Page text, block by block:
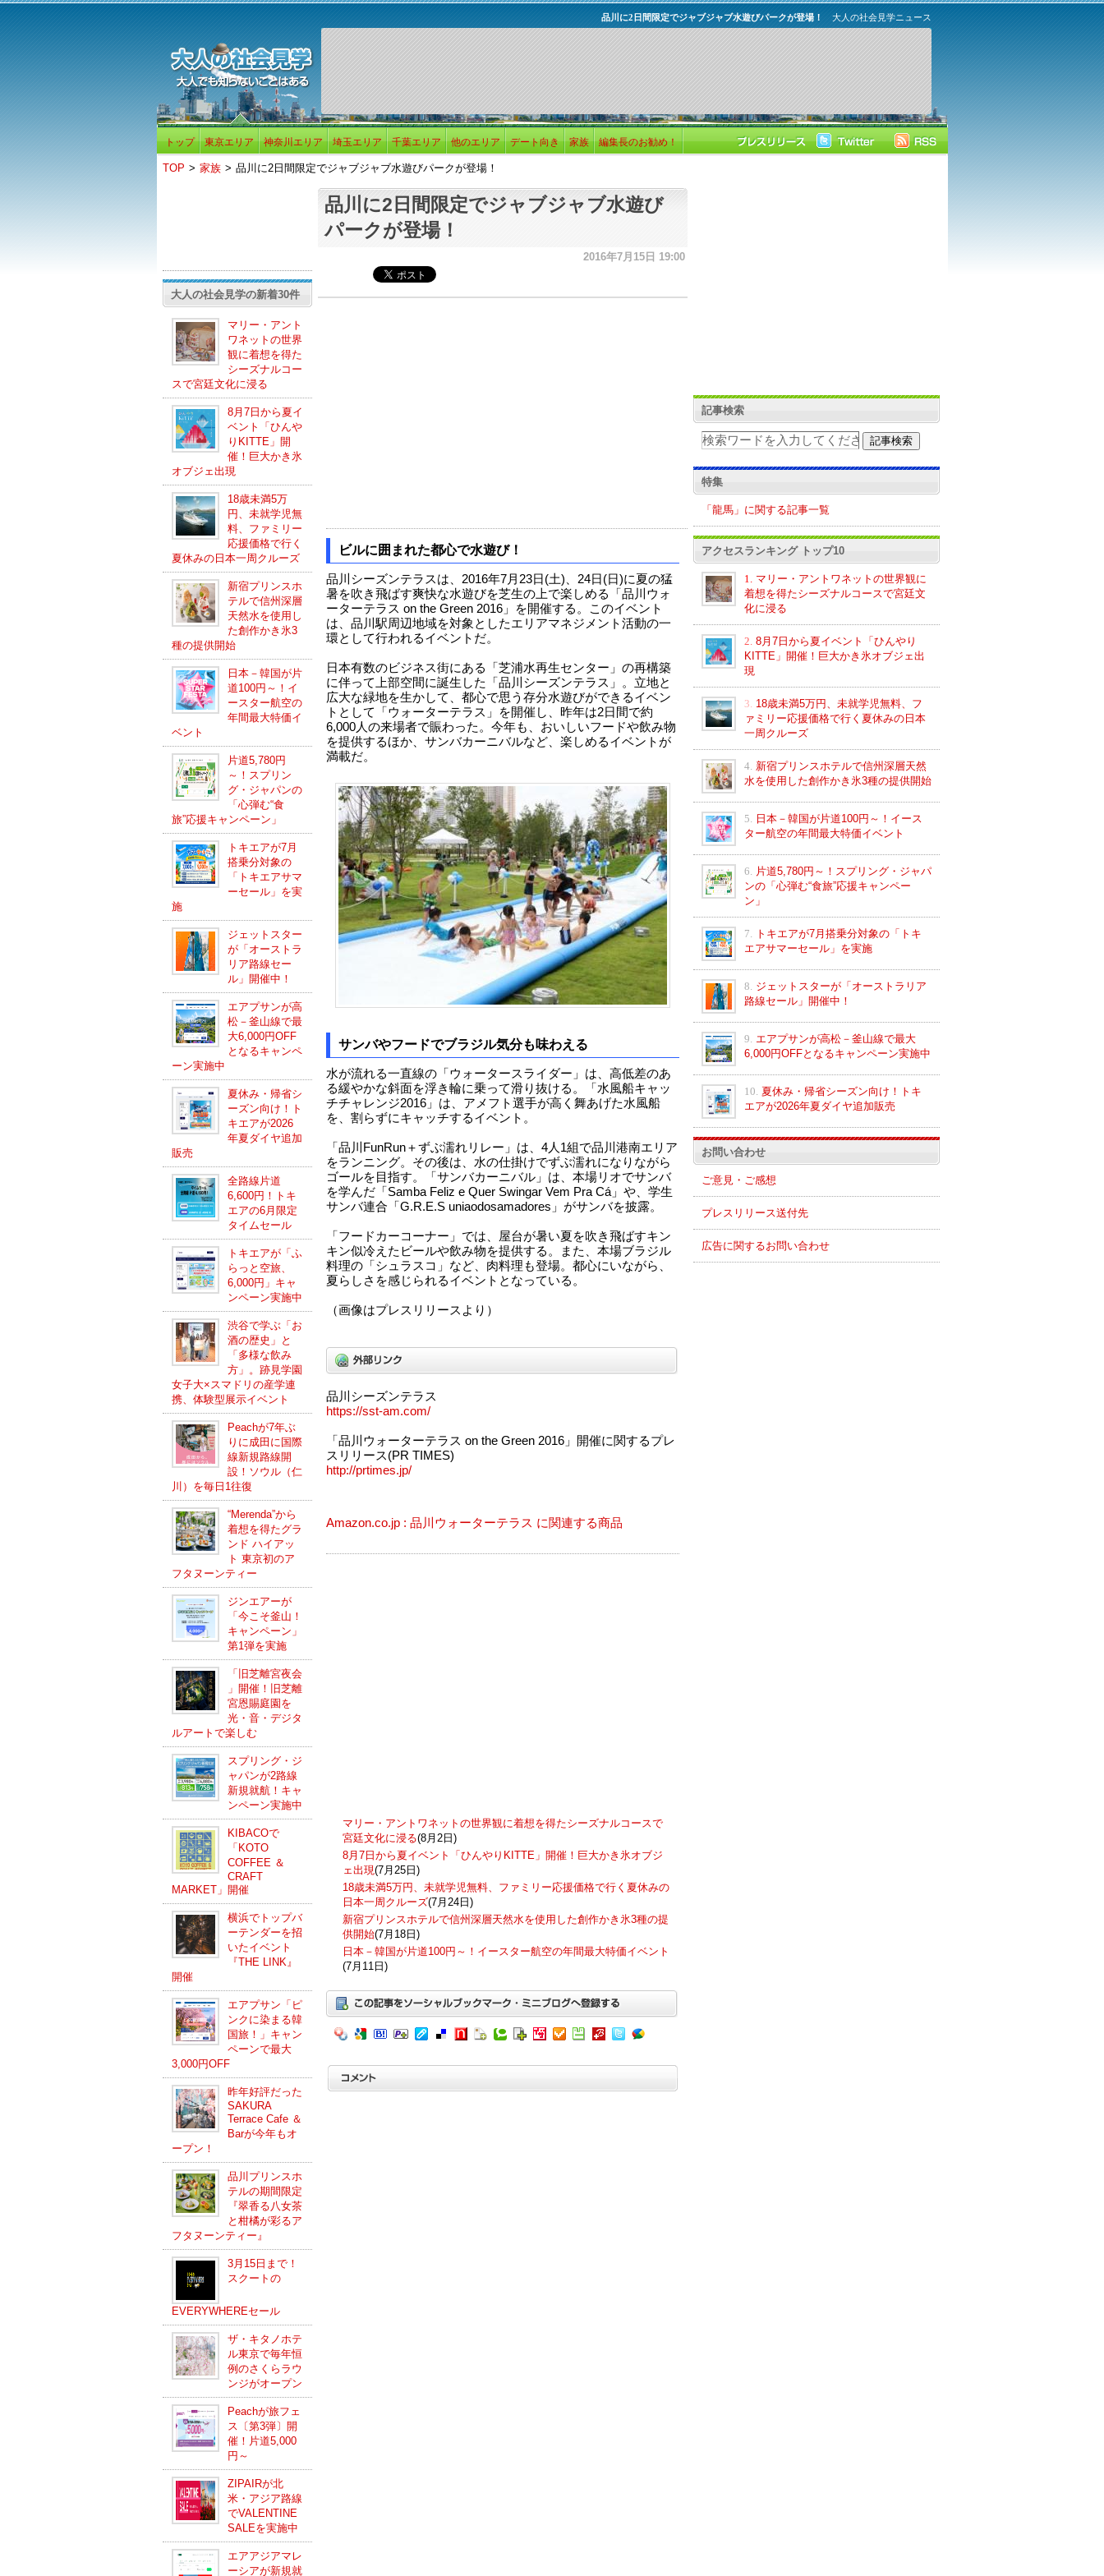
大人の社会見学ニュース
品川に2日間限定でジャブジャブ水遊びパークが登場！
トップ 東京エリア 神奈川エリア 埼玉エリア 千葉エリア 他のエリア デート向き 家族 編集長のお勧め！
TOP > 家族 > 品川に2日間限定でジャブジャブ水遊びパークが登場！
大人の社会見学の新着30件
マリー・アント
ワネットの世界
観に着想を得た
シーズナルコー
スで宮廷文化に浸る
8月7日から夏イ
ベント「ひんや
りKITTE」開
催！巨大かき氷
オブジェ出現
18歳未満5万
円、未就学児無
料、ファミリー
応援価格で行く
夏休みの日本一周クルーズ
新宿プリンスホ
テルで信州深層
天然水を使用し
た創作かき氷3
種の提供開始
日本－韓国が片
道100円～！イ
ースター航空の
年間最大特価イ
ベント
片道5,780円
～！スプリン
グ・ジャパンの
「心弾む“食
旅”応援キャンペーン」
トキエアが7月
搭乗分対象の
「トキエアサマ
ーセール」を実
施
ジェットスター
が「オーストラ
リア路線セー
ル」開催中！
エアプサンが高
松－釜山線で最
大6,000円OFF
となるキャンペ
ーン実施中
夏休み・帰省シ
ーズン向け！ト
キエアが2026
年夏ダイヤ追加
販売
全路線片道
6,600円！トキ
エアの6月限定
タイムセール
トキエアが「ふ
らっと空旅、
6,000円」キャ
ンペーン実施中
渋谷で学ぶ「お
酒の歴史」と
「多様な飲み
方」。跡見学園
女子大×スマドリの産学連
携、体験型展示イベント
Peachが7年ぶ
りに成田に国際
線新規路線開
設！ソウル（仁
川）を毎日1往復
“Merenda”から
着想を得たグラ
ンド ハイアッ
ト 東京初のア
フタヌーンティー
ジンエアーが
「今こそ釜山！
キャンペーン」
第1弾を実施
「旧芝離宮夜会
」開催！旧芝離
宮恩賜庭園を
光・音・デジタ
ルアートで楽しむ
スプリング・ジ
ャパンが2路線
新規就航！キャ
ンペーン実施中
KIBACOで
「KOTO
COFFEE ＆
CRAFT
MARKET」開催
横浜でトップバ
ーテンダーを招
いたイベント
『THE LINK』
開催
エアプサン「ピ
ンクに染まる韓
国旅！」キャン
ペーンで最大
3,000円OFF
昨年好評だった
SAKURA
Terrace Cafe ＆
Barが今年もオ
ープン！
品川プリンスホ
テルの期間限定
『翠香る八女茶
と柑橘が彩るア
フタヌーンティー』
3月15日まで！
スクートの
EVERYWHEREセール
ザ・キタノホテ
ル東京で毎年恒
例のさくらラウ
ンジがオープン
Peachが旅フェ
ス〔第3弾〕開
催！片道5,000
円～
ZIPAIRが北
米・アジア路線
でVALENTINE
SALEを実施中
エアアジアマレ
ーシアが新規就
品川に2日間限定でジャブジャブ水遊び
パークが登場！
2016年7月15日 19:00
ビルに囲まれた都心で水遊び！
品川シーズンテラスは、2016年7月23日(土)、24日(日)に夏の猛
暑を吹き飛ばす爽快な水遊びを芝生の上で楽しめる「品川ウォ
ーターテラス on the Green 2016」を開催する。このイベント
は、品川駅周辺地域を対象としたエリアマネジメント活動の一
環として行われるイベントだ。
日本有数のビジネス街にある「芝浦水再生センター」の再構築
に伴って上部空間に誕生した「品川シーズンテラス」。立地と
広大な緑地を生かして、都心で思う存分水遊びができるイベン
トとして「ウォーターテラス」を開催し、昨年は2日間で約
6,000人の来場者で賑わった。今年も、おいしいフードや飲み物
を提供するほか、サンバカーニバルなど、楽しめるイベントが
満載だ。
サンバやフードでブラジル気分も味わえる
水が流れる一直線の「ウォータースライダー」は、高低差のあ
る緩やかな斜面を浮き輪に乗って滑り抜ける。「水風船キャッ
チチャレンジ2016」は、アメフト選手が高く舞あげた水風船
を、割らずにキャッチするイベント。
「品川FunRun＋ずぶ濡れリレー」は、4人1組で品川港南エリア
をランニング。その後は、水の仕掛けでずぶ濡れになりながら
ゴールを目指す。「サンバカーニバル」は、本場リオでサンバ
を学んだ「Samba Feliz e Quer Swingar Vem Pra Cá」や、学生
サンバ連合「G.R.E.S uniaodosamadores」がサンバを披露。
「フードカーコーナー」では、屋台が暑い夏を吹き飛ばすキン
キン似冷えたビールや飲み物を提供する。また、本場ブラジル
料理の「シュラスコ」など、肉料理も登場。都心にいながら、
夏らしさを感じられるイベントとなっている。
（画像はプレスリリースより）
品川シーズンテラス
https://sst-am.com/
「品川ウォーターテラス on the Green 2016」開催に関するプレ
スリリース(PR TIMES)
http://prtimes.jp/
Amazon.co.jp : 品川ウォーターテラス に関連する商品
マリー・アントワネットの世界観に着想を得たシーズナルコースで
宮廷文化に浸る(8月2日)
8月7日から夏イベント「ひんやりKITTE」開催！巨大かき氷オブジ
ェ出現(7月25日)
18歳未満5万円、未就学児無料、ファミリー応援価格で行く夏休みの
日本一周クルーズ(7月24日)
新宿プリンスホテルで信州深層天然水を使用した創作かき氷3種の提
供開始(7月18日)
日本－韓国が片道100円～！イースター航空の年間最大特価イベント
(7月11日)
記事検索
特集
「龍馬」に関する記事一覧
アクセスランキング トップ10
1.
マリー・アントワネットの世界観に
着想を得たシーズナルコースで宮廷文
化に浸る
2. 8月7日から夏イベント「ひんやり
KITTE」開催！巨大かき氷オブジェ出
現
3. 18歳未満5万円、未就学児無料、フ
ァミリー応援価格で行く夏休みの日本
一周クルーズ
4. 新宿プリンスホテルで信州深層天然
水を使用した創作かき氷3種の提供開始
5.
日本－韓国が片道100円～！イース
ター航空の年間最大特価イベント
6.
片道5,780円～！スプリング・ジャパ
ンの「心弾む“食旅”応援キャンペー
ン」
7.
トキエアが7月搭乗分対象の「トキ
エアサマーセール」を実施
8. ジェットスターが「オーストラリア
路線セール」開催中！
9. エアプサンが高松－釜山線で最大
6,000円OFFとなるキャンペーン実施中
10. 夏休み・帰省シーズン向け！トキ
エアが2026年夏ダイヤ追加販売
お問い合わせ
ご意見・ご感想
プレスリリース送付先
広告に関するお問い合わせ